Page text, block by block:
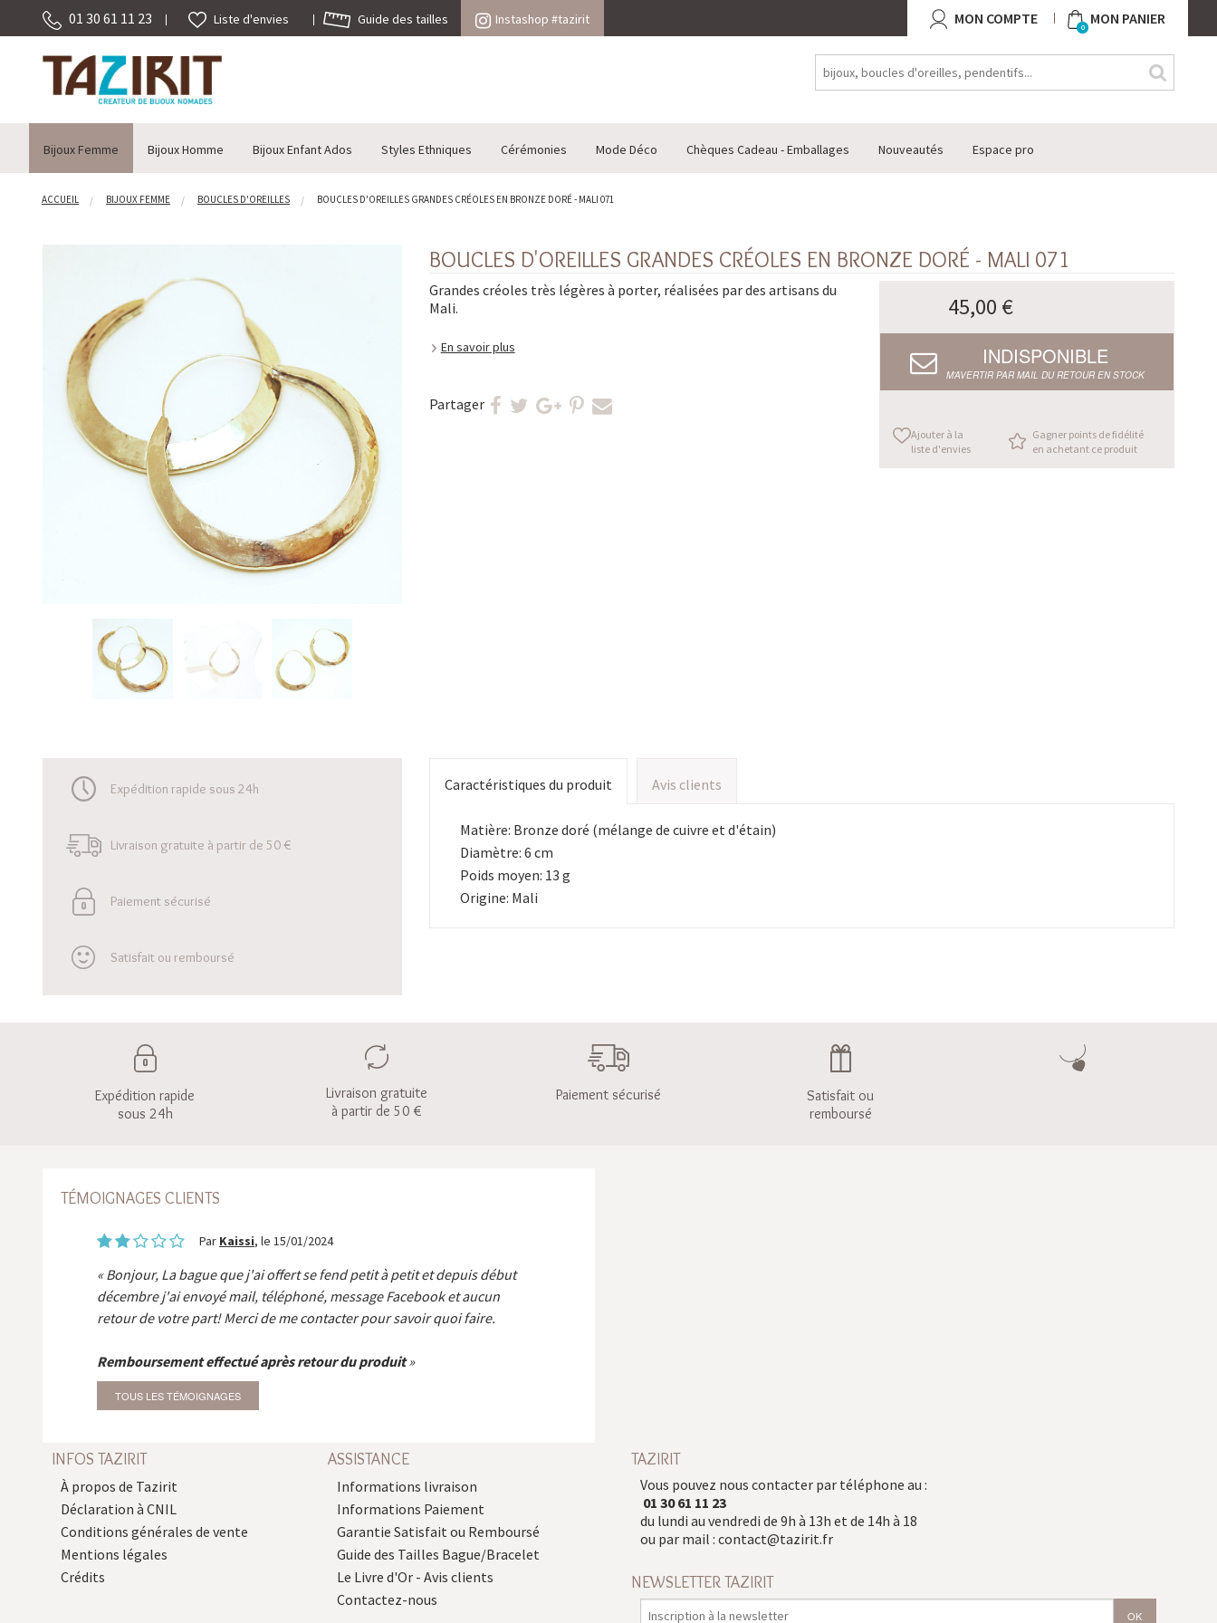
01 30 61 11 23 Liste d'envies Guide des tailles Instashop #tazirit MON COMPTE 0 MON PANIER
Bijoux Femme Bijoux Homme Bijoux Enfant Ados Styles Ethniques Cérémonies Mode Déco Chèques Cadeau - Emballages Nouveautés Espace pro
ACCUEIL BIJOUX FEMME BOUCLES D'OREILLES BOUCLES D'OREILLES GRANDES CRÉOLES EN BRONZE DORÉ - MALI 071
BOUCLES D'OREILLES GRANDES CRÉOLES EN BRONZE DORÉ - MALI 071
Grandes créoles très légères à porter, réalisées par des artisans du
Mali.
En savoir plus
Partager
45,00 €
INDISPONIBLE
M’AVERTIR PAR MAIL DU RETOUR EN STOCK
Ajouter à la
liste d'envies
Gagner points de fidélité
en achetant ce produit
Expédition rapide sous 24h
Livraison gratuite à partir de 50 €
Paiement sécurisé
Satisfait ou remboursé
Caractéristiques du produit Avis clients
Matière: Bronze doré (mélange de cuivre et d'étain)
Diamètre: 6 cm
Poids moyen: 13 g
Origine: Mali
Expédition rapide
sous 24h
Livraison gratuite
à partir de 50 €
Paiement sécurisé
Satisfait ou
remboursé
TÉMOIGNAGES CLIENTS
Par Kaissi, le 15/01/2024
Bonjour, La bague que j'ai offert se fend petit à petit et depuis début
décembre j'ai envoyé mail, téléphoné, message Facebook et aucun
retour de votre part! Merci de me contacter pour savoir quoi faire.
Remboursement effectué après retour du produit
TOUS LES TÉMOIGNAGES
INFOS TAZIRIT
À propos de Tazirit
Déclaration à CNIL
Conditions générales de vente
Mentions légales
Crédits
ASSISTANCE
Informations livraison
Informations Paiement
Garantie Satisfait ou Remboursé
Guide des Tailles Bague/Bracelet
Le Livre d'Or - Avis clients
Contactez-nous
TAZIRIT
Vous pouvez nous contacter par téléphone au :
01 30 61 11 23
du lundi au vendredi de 9h à 13h et de 14h à 18
ou par mail : contact@tazirit.fr
NEWSLETTER TAZIRIT